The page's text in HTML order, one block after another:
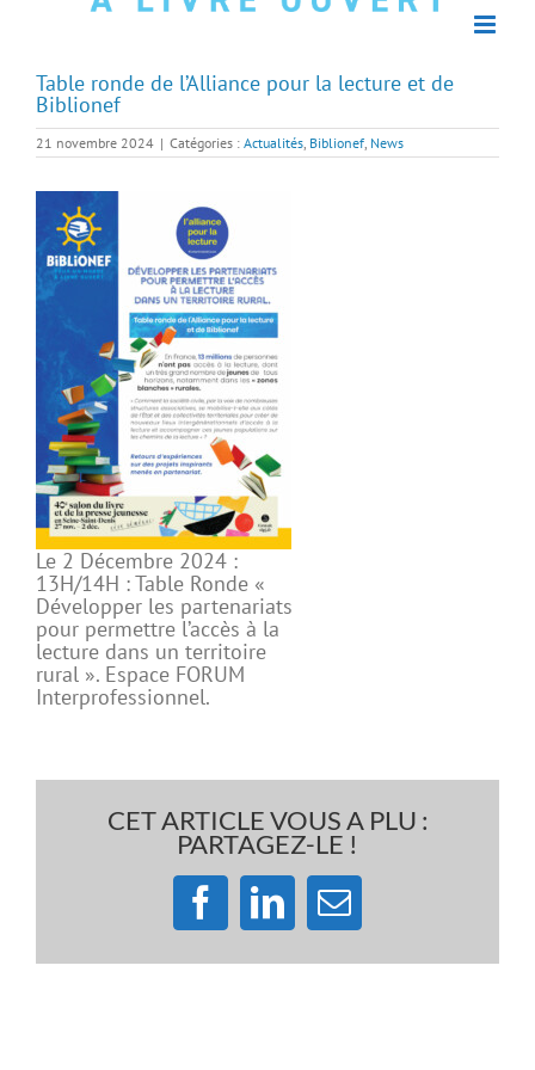
Table ronde de l’Alliance pour la lecture et de
Biblionef
21 novembre 2024 | Catégories : Actualités Biblionef News
Le 2 Décembre 2024 :
13H/14H : Table Ronde «
Développer les partenariats
pour permettre l’accès à la
lecture dans un territoire
rural ». Espace FORUM
Interprofessionnel.
CET ARTICLE VOUS A PLU :
PARTAGEZ-LE !
Facebook
LinkedIn
Email